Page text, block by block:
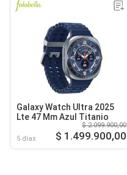
Galaxy Watch Ultra 2025
Lte 47 Mm Azul Titanio
5 días
$ 2.099.900,00
$ 1.499.900,00